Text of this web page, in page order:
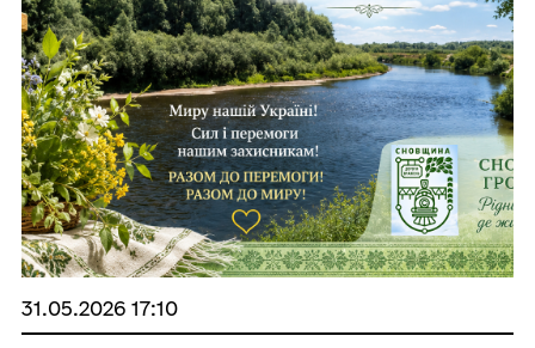
31.05.2026 17:10